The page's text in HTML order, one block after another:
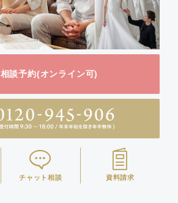
相談予約(オンライン可)
チャット相談 資料請求